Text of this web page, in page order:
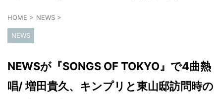
HOME > NEWS >
NEWS
NEWSが『SONGS OF TOKYO』で4曲熱
唱/ 増田貴久、キンプリと東山邸訪問時の